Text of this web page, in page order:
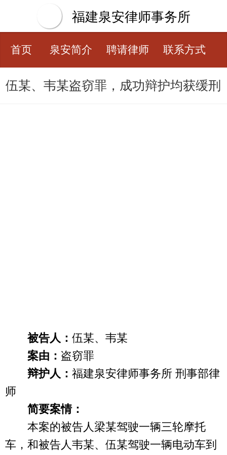
福建泉安律师事务所
首页 泉安简介 聘请律师 联系方式
伍某、韦某盗窃罪，成功辩护均获缓刑
被告人： 伍某、韦某
案由： 盗窃罪
辩护人： 福建泉安律师事务所 刑事部律
师
简要案情：
本案的被告人梁某驾驶一辆三轮摩托
车，和被告人韦某、伍某驾驶一辆电动车到